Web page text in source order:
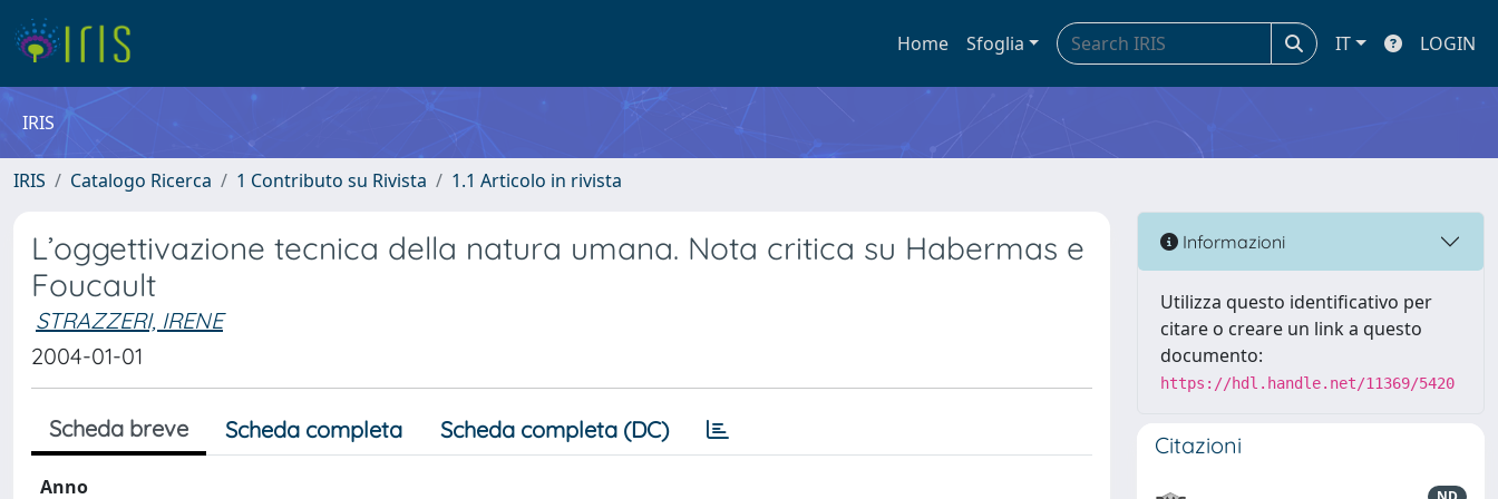
Home Sfoglia IT LOGIN
IRIS
IRIS Catalogo Ricerca 1 Contributo su Rivista 1.1 Articolo in rivista
L’oggettivazione tecnica della natura umana. Nota critica su Habermas e
Foucault
STRAZZERI, IRENE
2004-01-01
Scheda breve Scheda completa Scheda completa (DC)
Anno
Informazioni
Utilizza questo identificativo per
citare o creare un link a questo
documento:
https://hdl.handle.net/11369/5420
Citazioni